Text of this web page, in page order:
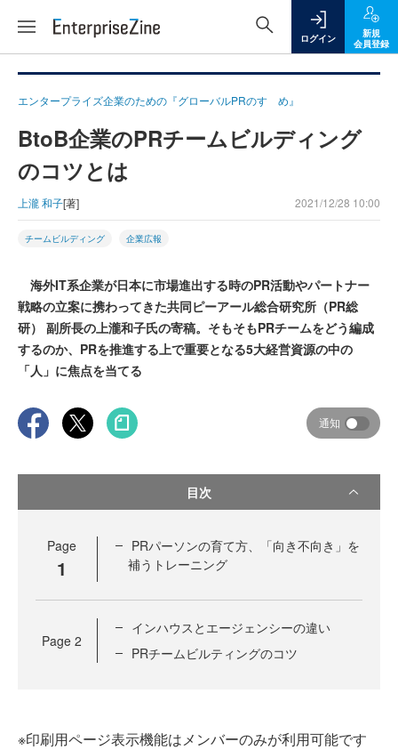
ログイン
新規
会員登録
エンタープライズ企業のための『グローバルPRのすゝめ』
BtoB企業のPRチームビルディング
のコツとは
上瀧 和子[著] 2021/12/28 10:00
チームビルディング 企業広報
海外IT系企業が日本に市場進出する時のPR活動やパートナー
戦略の立案に携わってきた共同ピーアール総合研究所（PR総
研） 副所長の上瀧和子氏の寄稿。そもそもPRチームをどう編成
するのか、PRを推進する上で重要となる5大経営資源の中の
「人」に焦点を当てる
通知
目次
Page
1
PRパーソンの育て方、「向き不向き」を
補うトレーニング
Page 2
インハウスとエージェンシーの違い
PRチームビルティングのコツ
※印刷用ページ表示機能はメンバーのみが利用可能です